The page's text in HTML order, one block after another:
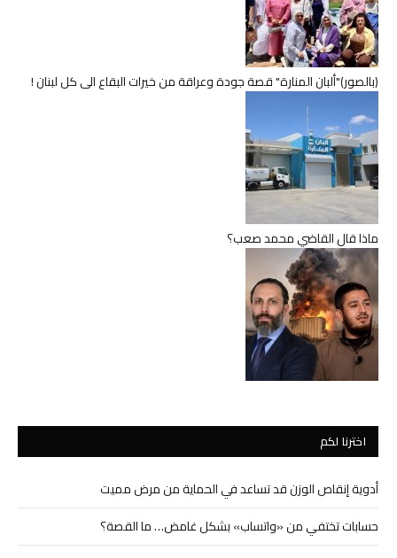
(بالصور)"ألبان المنارة" قصة جودة وعراقة من خيرات البقاع الى كل لبنان !
ماذا قال القاضي محمد صعب؟
اخترنا لكم
أدوية إنقاص الوزن قد تساعد في الحماية من مرض مميت
حسابات تختفي من «واتساب» بشكل غامض… ما القصة؟